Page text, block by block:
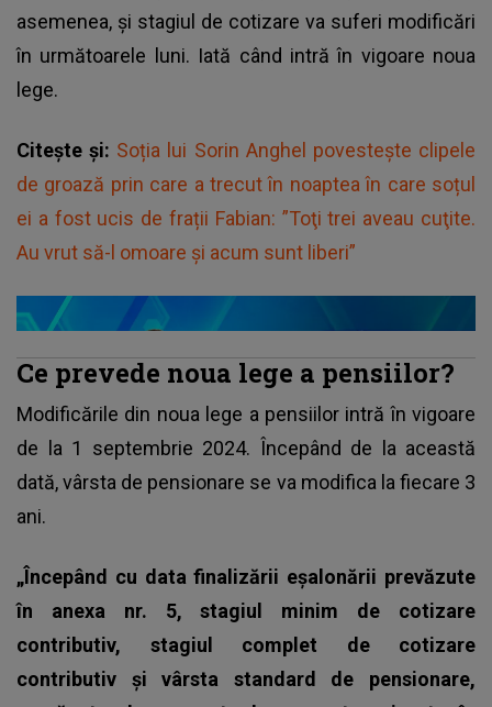
asemenea, și stagiul de cotizare va suferi modificări
în următoarele luni. Iată când intră în vigoare noua
lege.
Citește și: Soția lui Sorin Anghel povestește clipele
de groază prin care a trecut în noaptea în care soțul
ei a fost ucis de frații Fabian: ”Toţi trei aveau cuţite.
Au vrut să-l omoare şi acum sunt liberi”
Ce prevede noua lege a pensiilor?
Modificările din noua lege a pensiilorintră în vigoare
de la 1 septembrie 2024. Începând de la această
dată, vârsta de pensionare se va modifica la fiecare 3
ani.
„Începând cu data finalizării eşalonării prevăzute
în anexa nr. 5, stagiul minim de cotizare
contributiv, stagiul complet de cotizare
contributiv şi vârsta standard de pensionare,